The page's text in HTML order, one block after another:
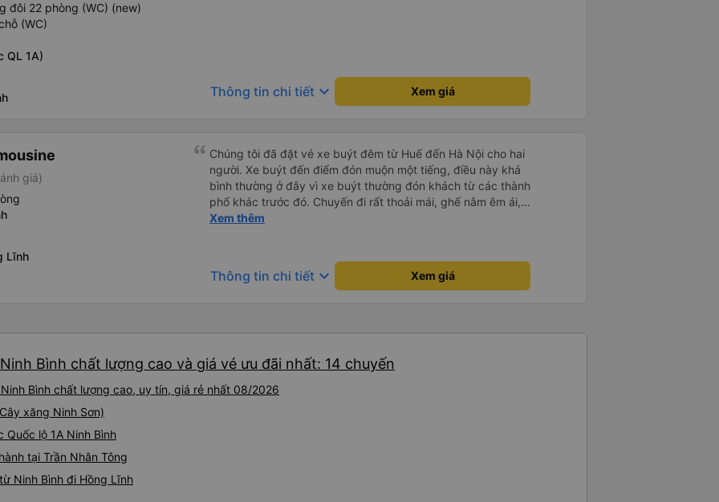
đôi 22 phòng (WC) (new)
(WC)
QL 1A)
Thông tin chi tiết keyboard_arrow_down Xem giá
giá)
Lĩnh
Chúng tôi đã đặt vé xe buýt đêm từ Huế đến Hà Nội cho hai
người. Xe buýt đến điểm đón muộn một tiếng, điều này khá
bình thường ở đây vì xe buýt thường đón khách từ các thành
phố khác trước đó. Chuyến đi rất thoải mái, ghế nằm êm ái,
và ngay cả người cao 1,80 m như tôi vẫn ngủ ngon. Sau khi
nhiên, tốt hơn hết là tránh những rắc rối như vậy, nhưng thật
tốt khi thấy công ty xe buýt quan tâm đến khách hàng của
Xem thêm
Thông tin chi tiết keyboard_arrow_down Xem giá
Bình chất lượng cao và giá vé ưu đãi nhất: 14 chuyến
Bình chất lượng cao, uy tín, giá rẻ nhất 08/2026
xăng Ninh Sơn)
Quốc lộ 1A Ninh Bình
tại Trần Nhân Tông
Ninh Bình đi Hồng Lĩnh